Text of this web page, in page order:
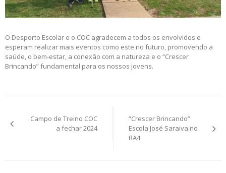
O Desporto Escolar e o COC agradecem a todos os envolvidos e
esperam realizar mais eventos como este no futuro, promovendo a
saúde, o bem-estar, a conexão com a natureza e o “Crescer
Brincando” fundamental para os nossos jovens.
navigation
Campo de Treino COC
a fechar 2024
“Crescer Brincando”
Escola José Saraiva no
RA4